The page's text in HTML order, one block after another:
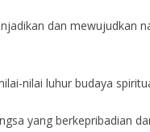
dan mewujudkan
nilai luhur budaya
yang berkepribadian